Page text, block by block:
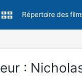
Répertoire des
: